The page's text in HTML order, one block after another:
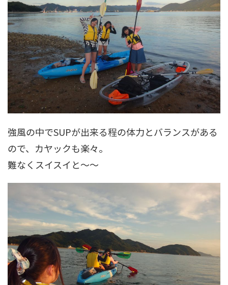
強風の中でSUPが出来る程の体力とバランスがある
ので、カヤックも楽々。
難なくスイスイと～～